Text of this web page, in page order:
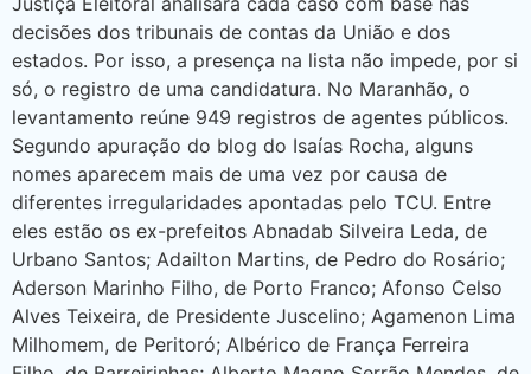
decisões dos tribunais de contas da União e dos
estados. Por isso, a presença na lista não impede, por si
só, o registro de uma candidatura. No Maranhão, o
levantamento reúne 949 registros de agentes públicos.
Segundo apuração do blog do Isaías Rocha, alguns
nomes aparecem mais de uma vez por causa de
diferentes irregularidades apontadas pelo TCU. Entre
eles estão os ex-prefeitos Abnadab Silveira Leda, de
Urbano Santos; Adailton Martins, de Pedro do Rosário;
Aderson Marinho Filho, de Porto Franco; Afonso Celso
Alves Teixeira, de Presidente Juscelino; Agamenon Lima
Milhomem, de Peritoró; Albérico de França Ferreira